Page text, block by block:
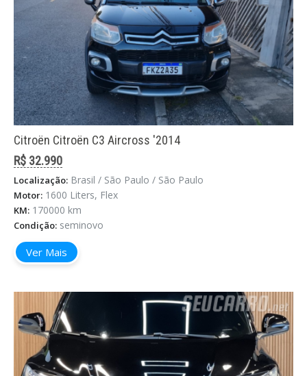
Citroën Citroën C3 Aircross '2014
R$ 32.990
Localização: Brasil / São Paulo / São Paulo
Motor: 1600 Liters, Flex
KM: 170000 km
Condição: seminovo
Ver Mais